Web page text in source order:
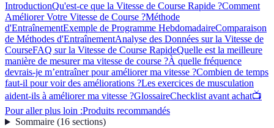
IntroductionQu'est-ce que la Vitesse de Course Rapide ?Comment
Améliorer Votre Vitesse de Course ?Méthode
d'EntraînementExemple de Programme HebdomadaireComparaison
de Méthodes d'EntraînementAnalyse des Données sur la Vitesse de
CourseFAQ sur la Vitesse de Course RapideQuelle est la meilleure
manière de mesurer ma vitesse de course ?À quelle fréquence
devrais-je m’entraîner pour améliorer ma vitesse ?Combien de temps
faut-il pour voir des améliorations ?Les exercices de musculation
aident-ils à améliorer ma vitesse ?GlossaireChecklist avant achat📺
Pour aller plus loin :Produits recommandés
Sommaire(16 sections)